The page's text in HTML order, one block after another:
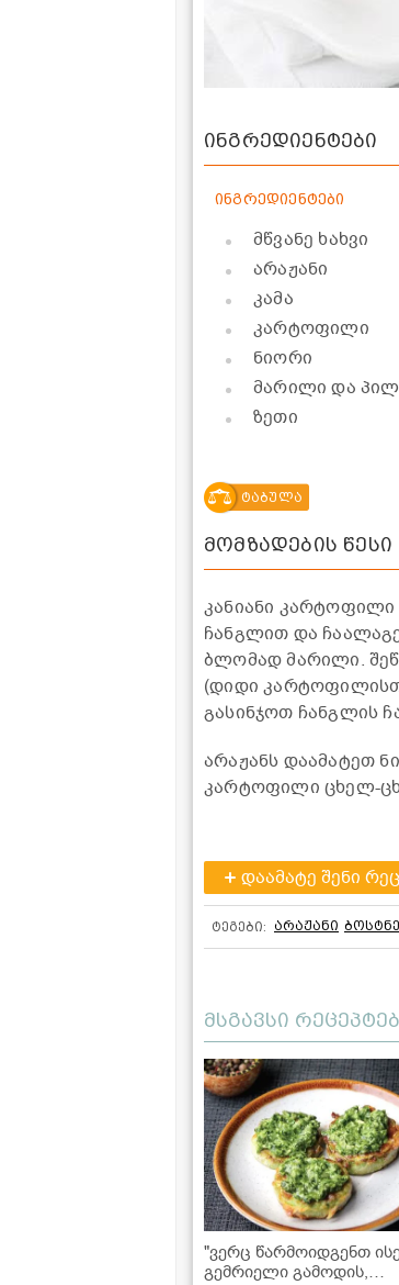
ინგრედიენტები
ინგრედიენტები
მწვანე ხახვი
არაჟანი
კამა
კარტოფილი
ნიორი
მარილი და
ზეთი
ტაბულა
მომზადების წესი
კანიანი
ჩანგლით და
ბლომად მარილი.
(დიდი
გასინჯოთ ჩანგლის
არაჟანს დაამატეთ
კარტოფილი ცხელ-
დაამატე შენი
ტეგები: არაჟანი
მსგავსი
"ვერც წარმოიდგენთ
გემრიელი გამოდის,